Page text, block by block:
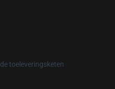
toeleveringsketen